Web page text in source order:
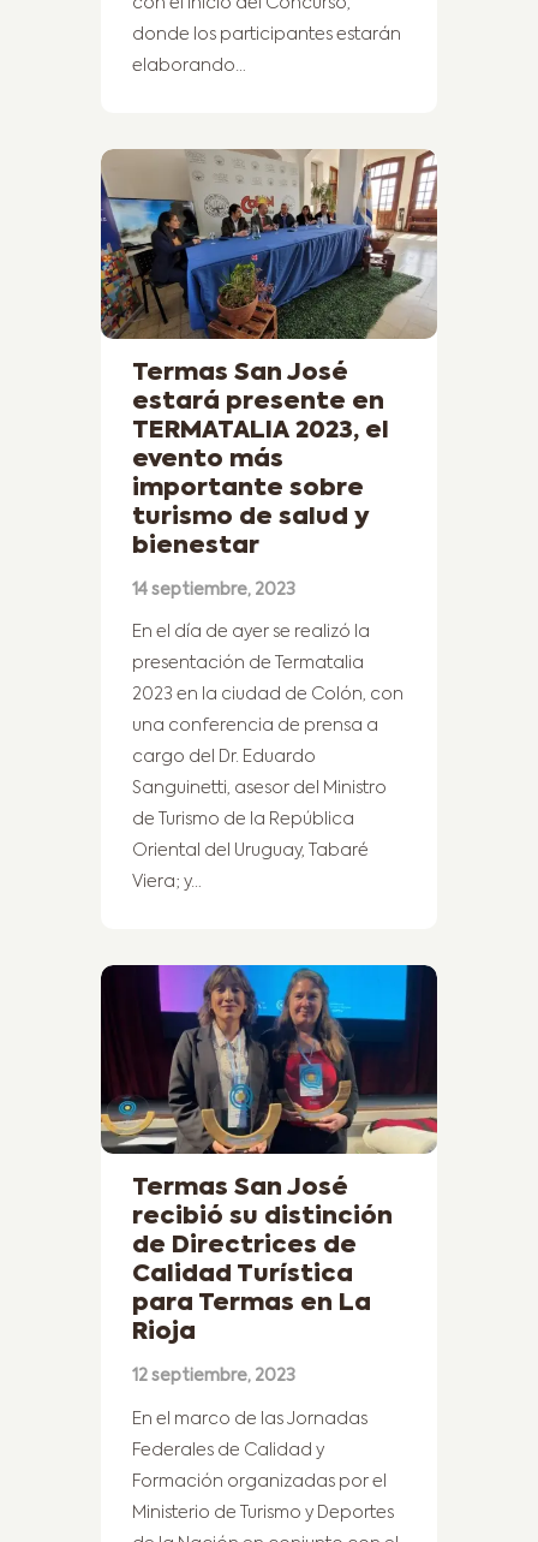
con el inicio del Concurso,
donde los participantes estarán
elaborando…
Termas San José
estará presente en
TERMATALIA 2023, el
evento más
importante sobre
turismo de salud y
bienestar
14 septiembre, 2023
En el día de ayer se realizó la
presentación de Termatalia
2023 en la ciudad de Colón, con
una conferencia de prensa a
cargo del Dr. Eduardo
Sanguinetti, asesor del Ministro
de Turismo de la República
Oriental del Uruguay, Tabaré
Viera; y…
Termas San José
recibió su distinción
de Directrices de
Calidad Turística
para Termas en La
Rioja
12 septiembre, 2023
En el marco de las Jornadas
Federales de Calidad y
Formación organizadas por el
Ministerio de Turismo y Deportes